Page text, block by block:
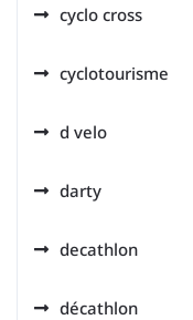
cyclo cross
cyclotourisme
d velo
darty
decathlon
décathlon